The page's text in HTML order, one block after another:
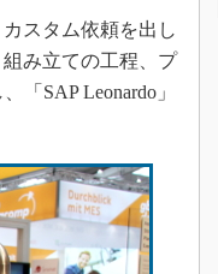
スタム依頼を出し
み立ての工程、プ
「SAP Leonardo」